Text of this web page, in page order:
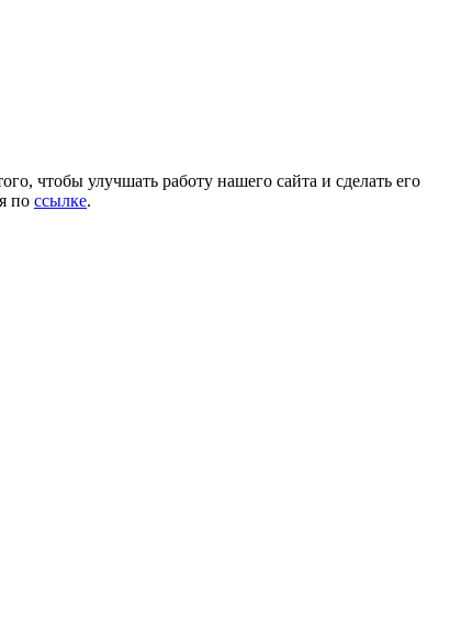
чтобы улучшать работу нашего сайта и сделать его
по ссылке.